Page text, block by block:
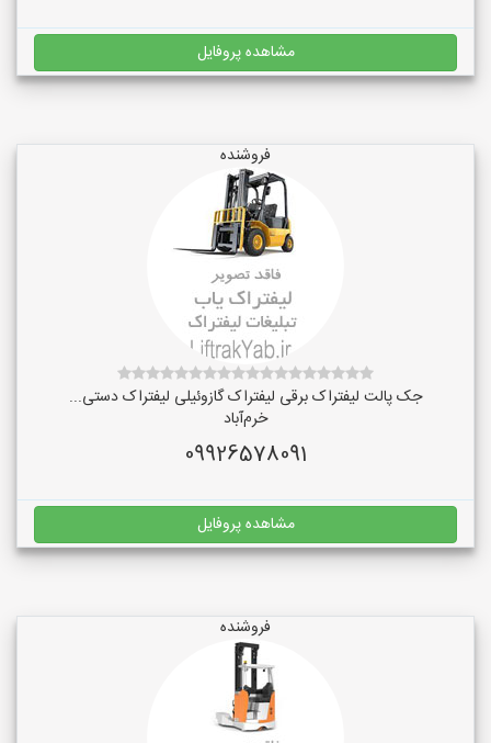
مشاهده پروفایل
فروشنده
جک پالت لیفتراک برقی لیفتراک گازوئیلی لیفتراک دستی...
خرم‌آباد
09926578091
مشاهده پروفایل
فروشنده